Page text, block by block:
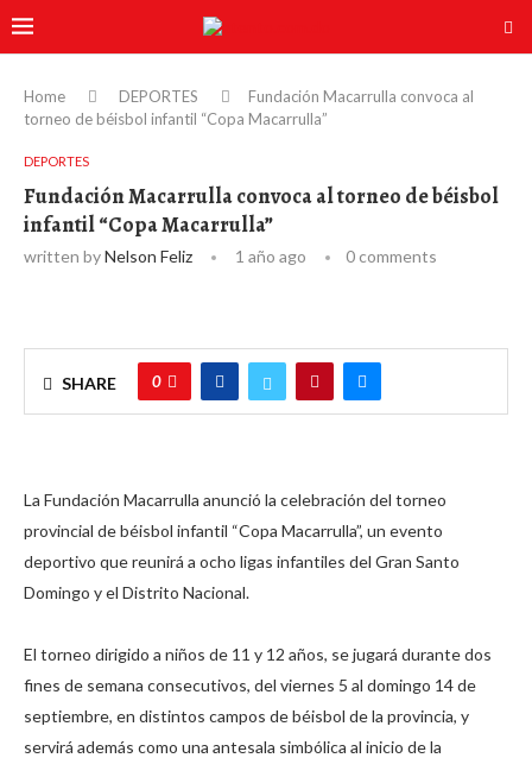
Home DEPORTES
Fundación Macarrulla convoca al
torneo de béisbol infantil “Copa Macarrulla”
DEPORTES
Fundación Macarrulla convoca al torneo de béisbol
infantil “Copa Macarrulla”
written byNelson Feliz 1 año ago 0 comments
SHARE 0
La Fundación Macarrulla anunció la celebración del torneo
provincial de béisbol infantil “Copa Macarrulla”, un evento
deportivo que reunirá a ocho ligas infantiles del Gran Santo
Domingo y el Distrito Nacional.
El torneo dirigido a niños de 11 y 12 años, se jugará durante dos
fines de semana consecutivos, del viernes 5 al domingo 14 de
septiembre, en distintos campos de béisbol de la provincia, y
servirá además como una antesala simbólica al inicio de la